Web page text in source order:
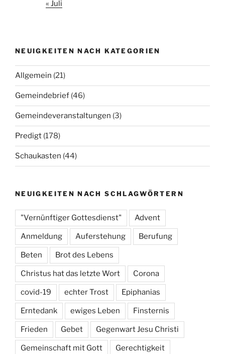
« Juli
NEUIGKEITEN NACH KATEGORIEN
Allgemein (21)
Gemeindebrief (46)
Gemeindeveranstaltungen (3)
Predigt (178)
Schaukasten (44)
NEUIGKEITEN NACH SCHLAGWÖRTERN
"Vernünftiger Gottesdienst" Advent
Anmeldung Auferstehung Berufung
Beten Brot des Lebens
Christus hat das letzte Wort Corona
covid-19 echter Trost Epiphanias
Erntedank ewiges Leben Finsternis
Frieden Gebet Gegenwart Jesu Christi
Gemeinschaft mit Gott Gerechtigkeit